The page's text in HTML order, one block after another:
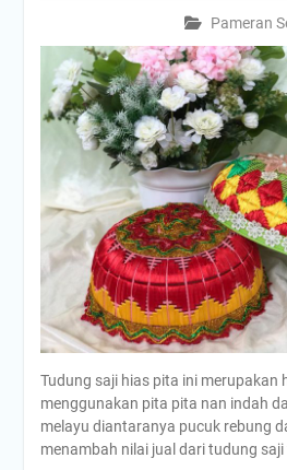
Pameran
Tudung saji hias pita ini merupakan
menggunakan pita pita nan indah
melayu diantaranya pucuk rebung
menambah nilai jual dari tudung